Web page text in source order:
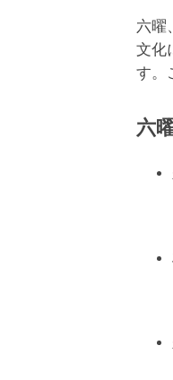
六曜
文化
す。
六